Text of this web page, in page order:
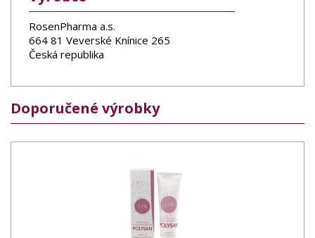
RosenPharma a.s.
664 81 Veverské Knínice 265
Česká republika
Doporučené výrobky